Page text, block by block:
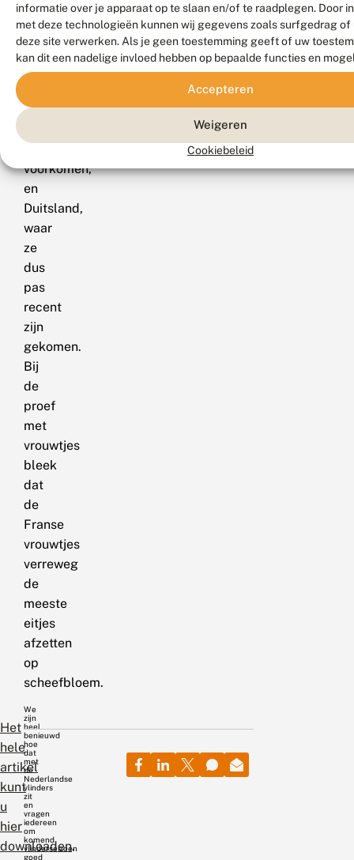
informatie over je apparaat op te slaan en/of te raadplegen. Door
met deze technologieën kunnen wij gegevens zoals surfgedrag of
deze site verwerken. Als je geen toestemming geeft of uw
kan dit een nadelige invloed hebben op bepaalde functies en
Accepteren
Weigeren
Cookiebeleid
een
plek
waar
deze
al
voorkomen,
en
Duitsland,
waar
ze
dus
pas
recent
zijn
gekomen.
Bij
de
proef
met
vrouwtjes
bleek
dat
de
Franse
vrouwtjes
verreweg
de
meeste
eitjes
afzetten
op
scheefbloem.
Het
hele
artikel
kunt
u
hier
downloaden.
We
zijn
heel
benieuwd
hoe
dat
met
de
Nederlandse
vlinders
zit
en
vragen
iedereen
om
komend
vlinderseizoen
goed